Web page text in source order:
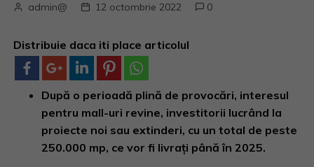
admin@ 12 octombrie 2022 0
Distribuie daca iti place articolul
După o perioadă plină de provocări, interesul
pentru mall-uri revine, investitorii lucrând la
proiecte noi sau extinderi, cu un total de peste
250.000 mp, ce vor fi livrați până în 2025.